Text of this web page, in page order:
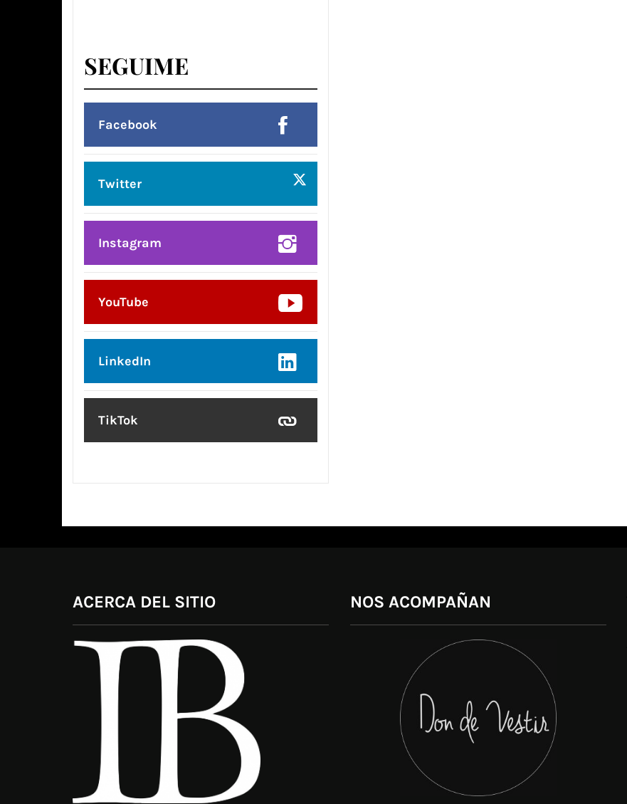
SEGUIME
Facebook
Twitter
Instagram
YouTube
LinkedIn
TikTok
ACERCA DEL SITIO NOS ACOMPAÑAN